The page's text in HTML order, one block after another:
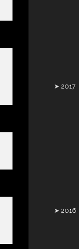
2017
2016